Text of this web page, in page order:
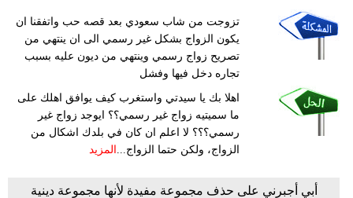
تزوجت من شاب سعودي بعد قصه حب واتفقنا ان
يكون الزواج بشكل غير رسمي الى ان ينتهي من
تصريح زواج رسمي وينتهي من ديون عليه بسبب
تجاره دخل فيها وفشل
اهلا بك يا سيدتي واستغرب كيف يوافق اهلك على
ما سميتيه زواج غير رسمي؟؟ ايوجد زواج غير
رسمي؟؟؟ لا اعلم ان كان في بلدك اشكال من
الزواج، ولكن حتما الزواج... المزيد
أبي أجبرني على حذف مجموعة مفيدة لأنها مجموعة دينية